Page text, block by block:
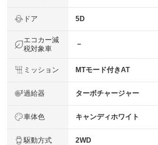
ドア 5D
エコカー減
税対象車
－
ミッション MTモード付きAT
過給器 ターボチャージャー
車体色 キャンディホワイト
駆動方式 2WD